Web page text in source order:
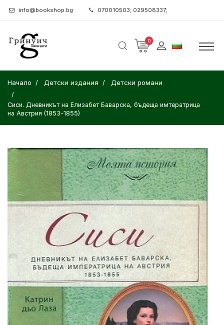
info@bookshop.bg 070010503; 029508337;
0
Начало Детски издания Детски романи
Сиси. Дневникът на Елизабет Баварска, бъдеща имтератрица
на Австрия (1853-1855)